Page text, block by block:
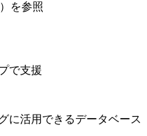
）を参照
で支援
に活用できるデータベース